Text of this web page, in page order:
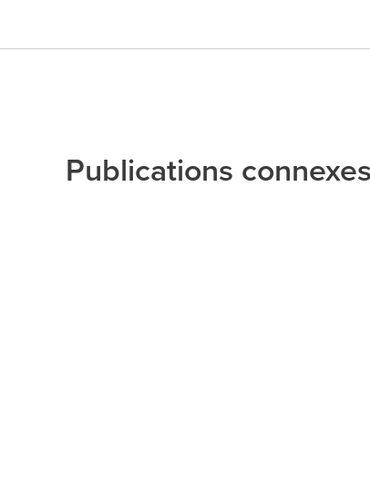
Publications connexes